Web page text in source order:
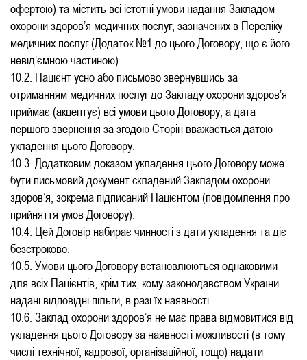
офертою) та містить всі істотні умови надання Закладом
охорони здоров’я медичних послуг, зазначених в Переліку
медичних послуг (Додаток №1 до цього Договору, що є його
невід’ємною частиною).
10.2. Пацієнт усно або письмово звернувшись за
отриманням медичних послуг до Закладу охорони здоров’я
приймає (акцептує) всі умови цього Договору, а дата
першого звернення за згодою Сторін вважається датою
укладення цього Договору.
10.3. Додатковим доказом укладення цього Договору може
бути письмовий документ складений Закладом охорони
здоров’я, зокрема підписаний Пацієнтом (повідомлення про
прийняття умов Договору).
10.4. Цей Договір набирає чинності з дати укладення та діє
безстроково.
10.5. Умови цього Договору встановлюються однаковими
для всіх Пацієнтів, крім тих, кому законодавством України
надані відповідні пільги, в разі їх наявності.
10.6. Заклад охорони здоров’я не має права відмовитися від
укладення цього Договору за наявності можливості (в тому
числі технічної, кадрової, організаційної, тощо) надати